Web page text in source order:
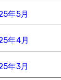
年5月
年4月
年3月